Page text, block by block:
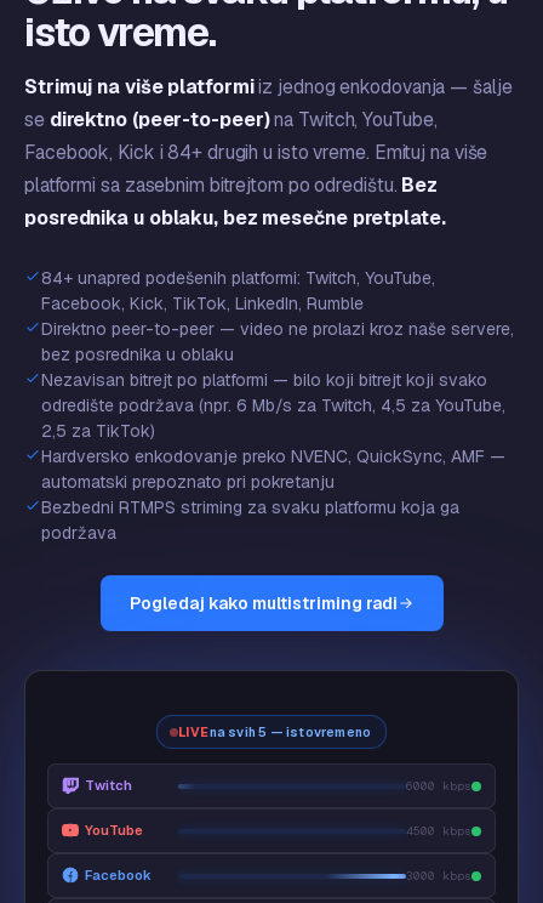
isto vreme.
Strimuj na više platformiiz jednog enkodovanja — šalje
se direktno (peer-to-peer)na Twitch, YouTube,
Facebook, Kick i 84+ drugih u isto vreme. Emituj na više
platformi sa zasebnim bitrejtom po odredištu. Bez
posrednika u oblaku, bez mesečne pretplate.
84+ unapred podešenih platformi: Twitch, YouTube,
Facebook, Kick, TikTok, LinkedIn, Rumble
Direktno peer-to-peer — video ne prolazi kroz naše servere,
bez posrednika u oblaku
Nezavisan bitrejt po platformi — bilo koji bitrejt koji svako
odredište podržava (npr. 6 Mb/s za Twitch, 4,5 za YouTube,
2,5 za TikTok)
Hardversko enkodovanje preko NVENC, QuickSync, AMF —
automatski prepoznato pri pokretanju
Bezbedni RTMPS striming za svaku platformu koja ga
podržava
Pogledaj kako multistriming radi
LIVEna svih 5 — istovremeno
Twitch 6000 kbps
YouTube 4500 kbps
Facebook 3000 kbps